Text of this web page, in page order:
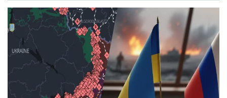
5 серпня, 09:00